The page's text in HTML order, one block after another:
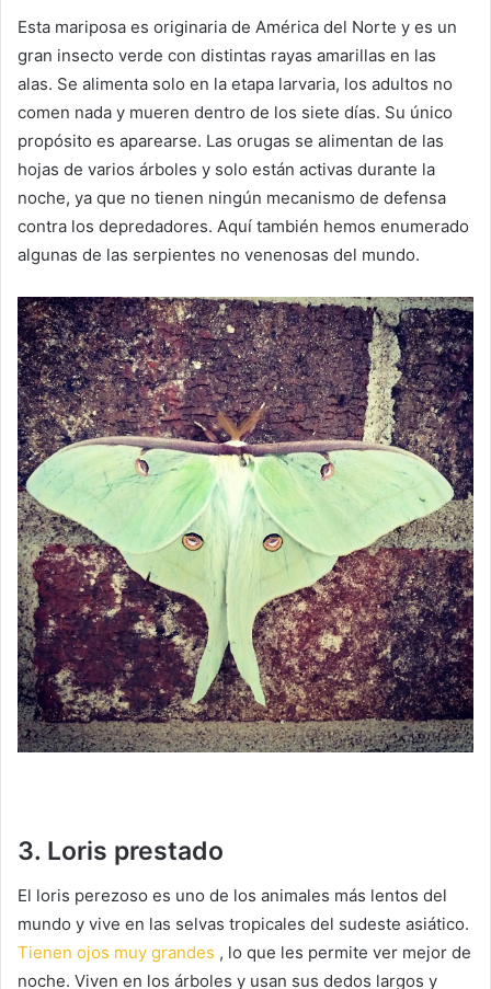
Esta mariposa es originaria de América del Norte y es un
gran insecto verde con distintas rayas amarillas en las
alas. Se alimenta solo en la etapa larvaria, los adultos no
comen nada y mueren dentro de los siete días. Su único
propósito es aparearse. Las orugas se alimentan de las
hojas de varios árboles y solo están activas durante la
noche, ya que no tienen ningún mecanismo de defensa
contra los depredadores. Aquí también hemos enumerado
algunas de las serpientes no venenosas del mundo.
3. Loris prestado
El loris perezoso es uno de los animales más lentos del
mundo y vive en las selvas tropicales del sudeste asiático.
Tienen ojos muy grandes , lo que les permite ver mejor de
noche. Viven en los árboles y usan sus dedos largos y